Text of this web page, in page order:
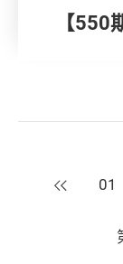
【550
上一頁
01